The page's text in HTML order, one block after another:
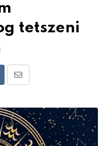
tetszeni
Share
Email